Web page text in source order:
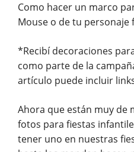
Como hacer un marco
Mouse o de tu personaje
*Recibí decoraciones
como parte de la
artículo puede incluir
Ahora que están muy de
fotos para fiestas
tener uno en nuestras